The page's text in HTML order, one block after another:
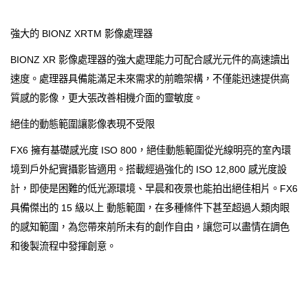
強大的 BIONZ XRTM 影像處理器
BIONZ XR 影像處理器的強大處理能力可配合感光元件的高速讀出
速度。處理器具備能滿足未來需求的前瞻架構，不僅能迅速提供高
質感的影像，更大張改善相機介面的靈敏度。
絕佳的動態範圍讓影像表現不受限
FX6 擁有基礎感光度 ISO 800，絕佳動態範圍從光線明亮的室內環
境到戶外紀實攝影皆適用。搭載經過強化的 ISO 12,800 感光度設
計，即使是困難的低光源環境、早晨和夜景也能拍出絕佳相片。FX6
具備傑出的 15 級以上 動態範圍，在多種條件下甚至超過人類肉眼
的感知範圍，為您帶來前所未有的創作自由，讓您可以盡情在調色
和後製流程中發揮創意。